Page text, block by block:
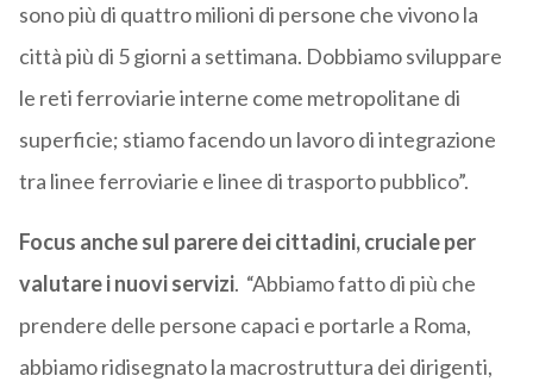
sono più di quattro milioni di persone che vivono la
città più di 5 giorni a settimana. Dobbiamo sviluppare
le reti ferroviarie interne come metropolitane di
superficie; stiamo facendo un lavoro di integrazione
tra linee ferroviarie e linee di trasporto pubblico”.
Focus anche sul parere dei cittadini, cruciale per
valutare i nuovi servizi. “Abbiamo fatto di più che
prendere delle persone capaci e portarle a Roma,
abbiamo ridisegnato la macrostruttura dei dirigenti,